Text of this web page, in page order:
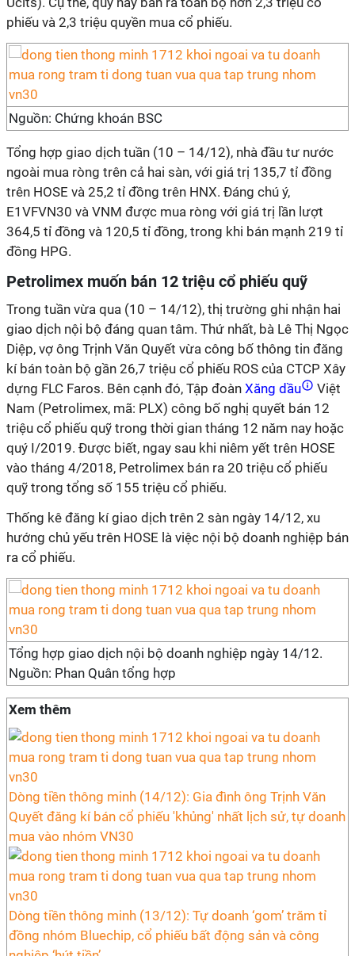
phiếu và 2,3 triệu quyền mua cổ phiếu.
Nguồn: Chứng khoán BSC
Tổng hợp giao dịch tuần (10 – 14/12), nhà đầu tư nước
ngoài mua ròng trên cả hai sàn, với giá trị 135,7 tỉ đồng
trên HOSE và 25,2 tỉ đồng trên HNX. Đáng chú ý,
E1VFVN30 và VNM được mua ròng với giá trị lần lượt
364,5 tỉ đồng và 120,5 tỉ đồng, trong khi bán mạnh 219 tỉ
đồng HPG.
Petrolimex muốn bán 12 triệu cổ phiếu quỹ
Trong tuần vừa qua (10 – 14/12), thị trường ghi nhận hai
giao dịch nội bộ đáng quan tâm. Thứ nhất, bà Lê Thị Ngọc
Diệp, vợ ông Trịnh Văn Quyết vừa công bố thông tin đăng
kí bán toàn bộ gần 26,7 triệu cổ phiếu ROS của CTCP Xây
dựng FLC Faros. Bên cạnh đó, Tập đoàn Xăng dầu
Việt
Nam (Petrolimex, mã: PLX) công bố nghị quyết bán 12
triệu cổ phiếu quỹ trong thời gian tháng 12 năm nay hoặc
quý I/2019. Được biết, ngay sau khi niêm yết trên HOSE
vào tháng 4/2018, Petrolimex bán ra 20 triệu cổ phiếu
quỹ trong tổng số 155 triệu cổ phiếu.
Thống kê đăng kí giao dịch trên 2 sàn ngày 14/12, xu
hướng chủ yếu trên HOSE là việc nội bộ doanh nghiệp bán
ra cổ phiếu.
Tổng hợp giao dịch nội bộ doanh nghiệp ngày 14/12.
Nguồn: Phan Quân tổng hợp
Xem thêm
Dòng tiền thông minh (14/12): Gia đình ông Trịnh Văn
Quyết đăng kí bán cổ phiếu 'khủng' nhất lịch sử, tự doanh
mua vào nhóm VN30
Dòng tiền thông minh (13/12): Tự doanh ‘gom’ trăm tỉ
đồng nhóm Bluechip, cổ phiếu bất động sản và công